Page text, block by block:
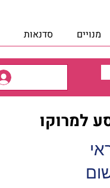
מנויים סדנאות
למרוקו